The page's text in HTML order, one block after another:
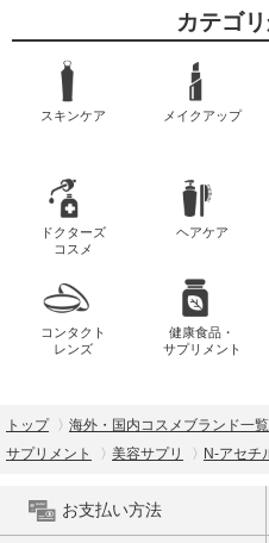
カテゴ
スキンケア メイクアップ
ドクターズ
コスメ
ヘアケア
コンタクト
レンズ
健康食品・
サプリメント
トップ 海外・国内コスメブランド一覧
サプリメント
美容サプリ N-アセチ
お支払い方法